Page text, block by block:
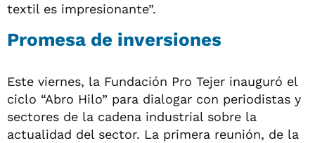
textil es impresionante”.
Promesa de inversiones
Este viernes, la Fundación Pro Tejer inauguró el
ciclo “Abro Hilo” para dialogar con periodistas y
sectores de la cadena industrial sobre la
actualidad del sector. La primera reunión, de la